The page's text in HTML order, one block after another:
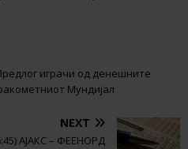
играчи од денешните
Мундијал
NEXT
АЈАКС – ФЕЕНОРД